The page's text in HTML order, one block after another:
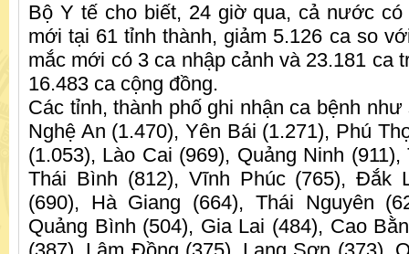
Bộ Y tế cho biết, 24 giờ qua, cả nước có
mới tại 61 tỉnh thành, giảm 5.126 ca so
mắc mới có 3 ca nhập cảnh và 23.181 ca
16.483 ca cộng đồng.
Các tỉnh, thành phố ghi nhận ca bệnh như
Nghệ An (1.470), Yên Bái (1.271), Phú
(1.053), Lào Cai (969), Quảng Ninh (911),
Thái Bình (812), Vĩnh Phúc (765), Đắk
(690), Hà Giang (664), Thái Nguyên
Quảng Bình (504), Gia Lai (484), Cao